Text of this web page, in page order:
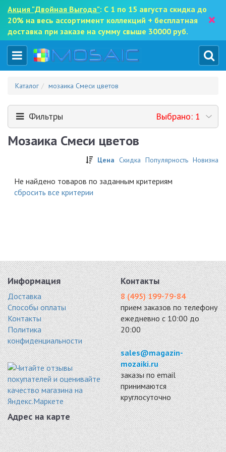
Акция "Двойная Выгода": С 1 по 15 августа скидка до
20% на весь ассортимент коллекций + бесплатная
доставка при заказе на сумму свыше 30000 руб.
×
Каталог мозаика Смеси цветов
Фильтры Выбрано: 1
Мозаика Смеси цветов
Цена Скидка Популярность Новизна
Не найдено товаров по заданным критериям
cбросить все критерии
Информация
Доставка
Способы оплаты
Контакты
Политика
конфиденциальности
Контакты
8 (495) 199-79-84
прием заказов по телефону
ежедневно с 10:00 до
20:00
sales@magazin-
mozaiki.ru
заказы по email
принимаются
круглосуточно
Адрес на карте